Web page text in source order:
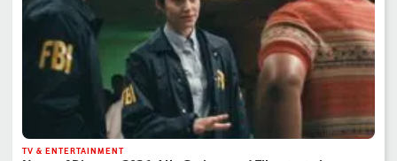
TV & ENTERTAINMENT